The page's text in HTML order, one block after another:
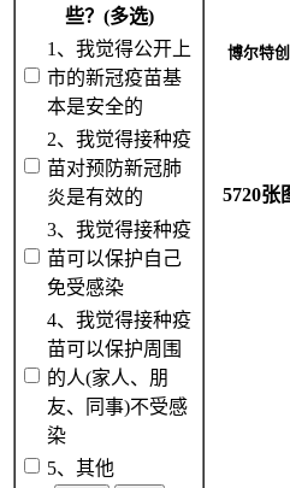
些？(多选)
1、我觉得公开上
市的新冠疫苗基
本是安全的
2、我觉得接种疫
苗对预防新冠肺
炎是有效的
3、我觉得接种疫
苗可以保护自己
免受感染
4、我觉得接种疫
苗可以保护周围
的人(家人、朋
友、同事)不受感
染
5、其他
博尔特
5720张